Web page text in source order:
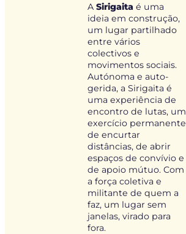
ASirigaita é uma
ideia em construção,
um lugar partilhado
entre vários
colectivos e
movimentos sociais.
Autónoma e auto-
gerida, a Sirigaita é
uma experiência de
encontro de lutas, um
exercício permanente
de encurtar
distâncias, de abrir
espaços de convívio e
de apoio mútuo. Com
a força coletiva e
militante de quem a
faz, um lugar sem
janelas, virado para
fora.